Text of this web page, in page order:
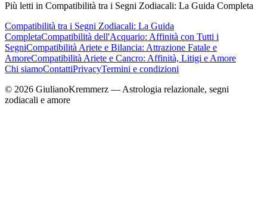
Più letti in Compatibilità tra i Segni Zodiacali: La Guida Completa
Compatibilità tra i Segni Zodiacali: La Guida
CompletaCompatibilità dell'Acquario: Affinità con Tutti i
SegniCompatibilità Ariete e Bilancia: Attrazione Fatale e
AmoreCompatibilità Ariete e Cancro: Affinità, Litigi e Amore
Chi siamoContattiPrivacyTermini e condizioni
© 2026 GiulianoKremmerz — Astrologia relazionale, segni
zodiacali e amore